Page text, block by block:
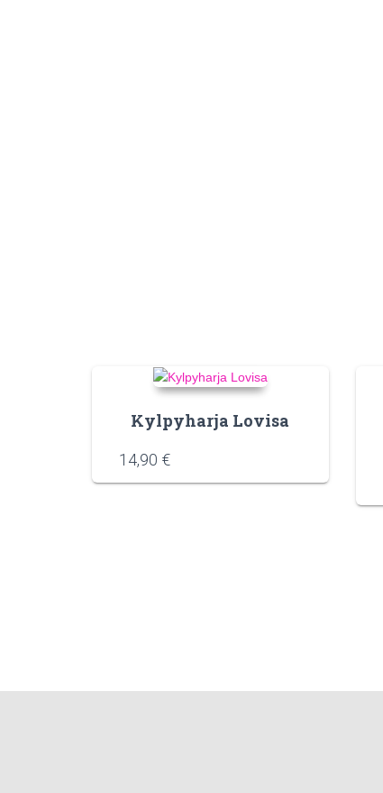
Kylpyharja Lovisa
14,90 €